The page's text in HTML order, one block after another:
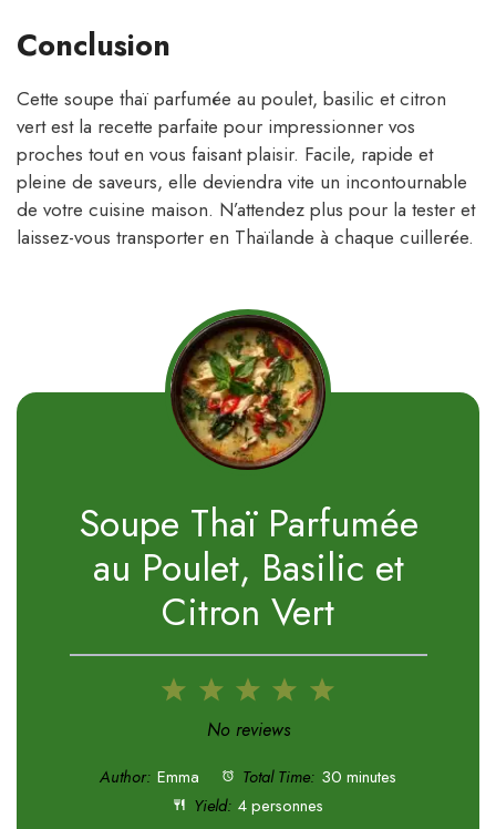
Conclusion
Cette soupe thaï parfumée au poulet, basilic et citron
vert est la recette parfaite pour impressionner vos
proches tout en vous faisant plaisir. Facile, rapide et
pleine de saveurs, elle deviendra vite un incontournable
de votre cuisine maison. N’attendez plus pour la tester et
laissez-vous transporter en Thaïlande à chaque cuillerée.
Soupe Thaï Parfumée
au Poulet, Basilic et
Citron Vert
5
4
3
Stars
2
Stars
1
Star
No reviews
Author: Emma Total Time: 30 minutes
Yield: 4 personnes